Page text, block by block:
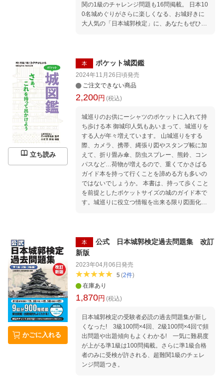
関の1級のチャレンジ問題も16問掲載。 日本10
0名城めぐりがさらに楽しくなる、お城好きに
大人気の「日本城郭検定」に、あなたもぜひチ
25回、第26回、第27回） ・1級問題（第26回
より16問）
立ち読み
本 ポケット城図鑑
2024年11月26日頃発売
ご注文できない商品
2,200円 (税込)
城巡りのお供にーシャツのポケットに入れて持
ち歩ける本 御城印人気もあいまって、城巡りを
する人が年々増えています。 山城巡りをする
際、カメラ、携帯、縄張り図やスタンプ帳に加
えて、折り畳み傘、防虫スプレー、熊鈴、コン
パスなど…荷物が増えるので、重くてかさばる
ガイド本を持って行くことを諦める方も多いの
ではないでしょうか。 本書は、持って歩くこと
を前提としたポケットサイズの城のガイド本で
す。城巡りに役立つ情報を出来る限り図面化
印総覧 ■作事の基本 ■天守総覧
かごに入れる
本
公式 日本城郭検定過去問題集 改訂
新版
2023年04月06日 発売
5(2件)
在庫あり
1,870円 (税込)
日本城郭検定の受験者必読の過去問題集が新し
くなった! 3級100問×4回、2級100問×4回で頻
出問題や出題傾向もよくわかる! 一気に難易度
が上がる準1級は100問掲載。さらに準1級合格
者のみに受検が許される、超難関1級のチェレ
ンジ問題つき。